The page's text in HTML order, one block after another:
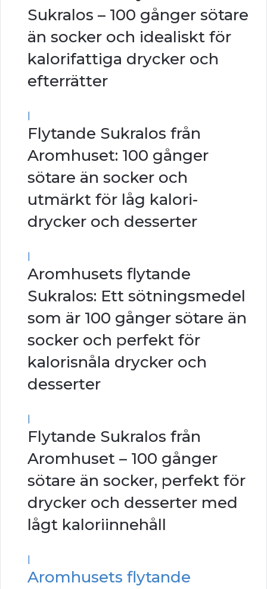
Sukralos – 100 gånger sötare
än socker och idealiskt för
kalorifattiga drycker och
efterrätter
|
Flytande Sukralos från
Aromhuset: 100 gånger
sötare än socker och
utmärkt för låg kalori-
drycker och desserter
|
Aromhusets flytande
Sukralos: Ett sötningsmedel
som är 100 gånger sötare än
socker och perfekt för
kalorisnåla drycker och
desserter
|
Flytande Sukralos från
Aromhuset – 100 gånger
sötare än socker, perfekt för
drycker och desserter med
lågt kaloriinnehåll
|
Aromhusets flytande